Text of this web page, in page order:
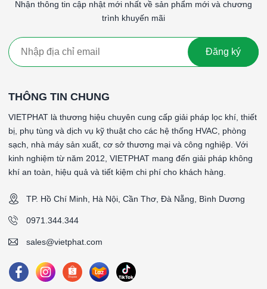
####
*Resistance: ≤ 150 Pa
*Flange Mount Demension ( AxB ): 2111x1317mm
*Demension ( LxWxH ): 2357x560x1536mm
Nhận thông tin cập nhật mới nhất về sản phẩm mới và chương
trình khuyến mãi
Đăng ký
THÔNG TIN CHUNG
VIETPHAT là thương hiệu chuyên cung cấp giải pháp lọc khí, thiết
bị, phụ tùng và dịch vụ kỹ thuật cho các hệ thống HVAC, phòng
sạch, nhà máy sản xuất, cơ sở thương mại và công nghiệp. Với
kinh nghiệm từ năm 2012, VIETPHAT mang đến giải pháp không
khí an toàn, hiệu quả và tiết kiệm chi phí cho khách hàng.
TP. Hồ Chí Minh, Hà Nội, Cần Thơ, Đà Nẵng, Bình Dương
0971.344.344
sales@vietphat.com